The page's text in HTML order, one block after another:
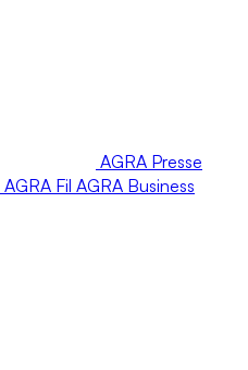
AGRA Presse
AGRA Fil AGRA Business